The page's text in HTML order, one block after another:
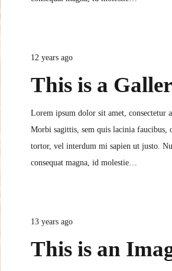
12 years ago
This is a
Lorem ipsum dolor sit amet, consectetur
Morbi sagittis, sem quis lacinia faucibus,
tortor, vel interdum mi sapien ut justo.
consequat magna, id molestie…
13 years ago
This is an